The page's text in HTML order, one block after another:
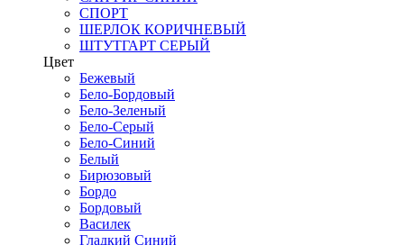
СПОРТ
ШЕРЛОК КОРИЧНЕВЫЙ
ШТУТГАРТ СЕРЫЙ
Цвет
Бежевый
Бело-Бордовый
Бело-Зеленый
Бело-Серый
Бело-Синий
Белый
Бирюзовый
Бордо
Бордовый
Василек
Гладкий Синий